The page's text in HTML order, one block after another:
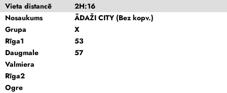
Vieta distancē
2H:16
Nosaukums
ĀDAŽI CITY (Bez kopv.)
Grupa
X
Rīga1
53
Daugmale
57
Valmiera
Rīga2
Ogre